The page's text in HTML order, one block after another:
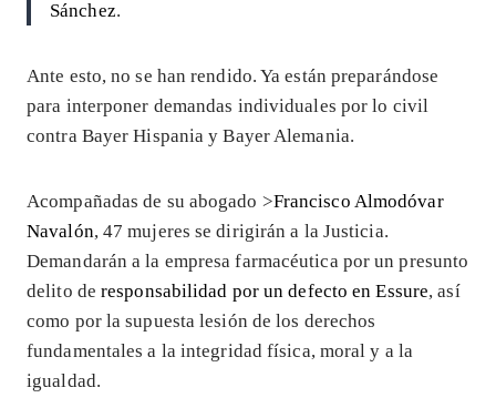
Sánchez.
Ante esto, no se han rendido. Ya están preparándose
para interponer demandas individuales por lo civil
contra Bayer Hispania y Bayer Alemania.
Acompañadas de su abogado >Francisco Almodóvar
Navalón, 47 mujeres se dirigirán a la Justicia.
Demandarán a la empresa farmacéutica por un presunto
delito deresponsabilidad por un defecto en Essure, así
como por la supuesta lesión de los derechos
fundamentales a la integridad física, moral y a la
igualdad.